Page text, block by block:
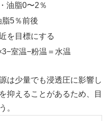
油脂0〜2％
5％前後
を目標にする
室温−粉温＝水温
は少量でも浸透圧に影響し
抑えることがあるため、目
。